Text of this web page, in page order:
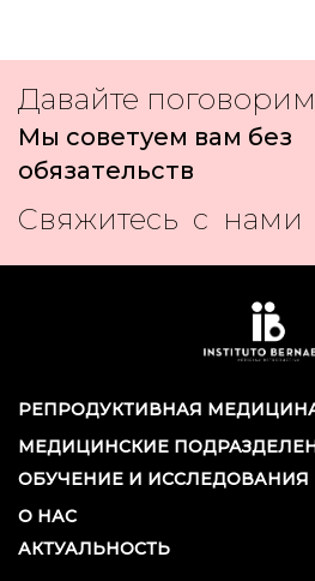
Давайте поговорим
Мы советуем вам без
обязательств
Свяжитесь с нами
РЕПРОДУКТИВНАЯ
МЕДИЦИНСКИЕ
ОБУЧЕНИЕ И ИССЛЕДОВАНИЯ
О НАС
АКТУАЛЬНОСТЬ